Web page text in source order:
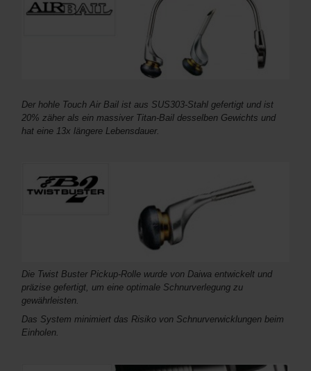
Der hohle Touch Air Bail ist aus SUS303-Stahl gefertigt und ist
20% zäher als ein massiver Titan-Bail desselben Gewichts und
hat eine 13x längere Lebensdauer.
Die Twist Buster Pickup-Rolle wurde von Daiwa entwickelt und
präzise gefertigt, um eine optimale Schnurverlegung zu
gewährleisten.
Das System minimiert das Risiko von Schnurverwicklungen beim
Einholen.